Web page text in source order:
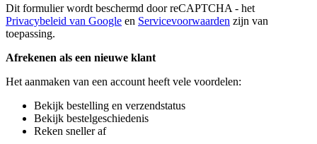
Dit formulier wordt beschermd door reCAPTCHA - het
Privacybeleid van Google en Servicevoorwaarden zijn van
toepassing.
Afrekenen als een nieuwe klant
Het aanmaken van een account heeft vele voordelen:
Bekijk bestelling en verzendstatus
Bekijk bestelgeschiedenis
Reken sneller af